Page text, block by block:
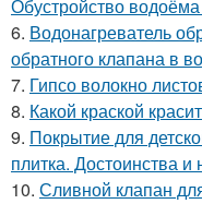
Обустройство
6. Водонагреватель
обратного клапана в
7. Гипсо волокно
8. Какой краской
9. Покрытие для
плитка. Достоинства и
10. Сливной клапан